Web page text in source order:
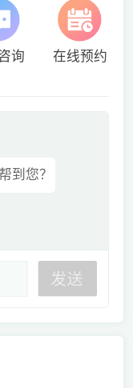
询 在线预约
到您？